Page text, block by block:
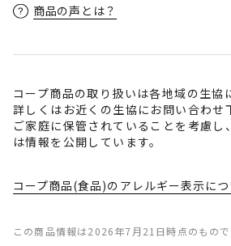
商品の声とは？
コープ商品の取り扱いは各地域の生協
詳しくはお近くの生協にお問い合わせ
ご家庭に保管されていることを考慮し
は情報を公開しています。
コープ商品(食品)のアレルギー表示に
この商品情報は2026年7月21日時点のもので